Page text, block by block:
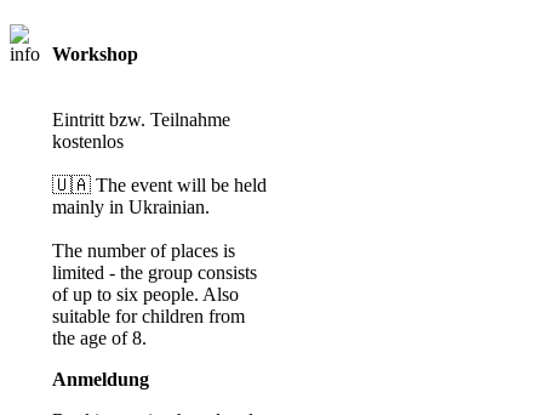
Workshop
Eintritt bzw. Teilnahme
kostenlos
🇺🇦 The event will be held
mainly in Ukrainian.
The number of places is
limited - the group consists
of up to six people. Also
suitable for children from
the age of 8.
Anmeldung